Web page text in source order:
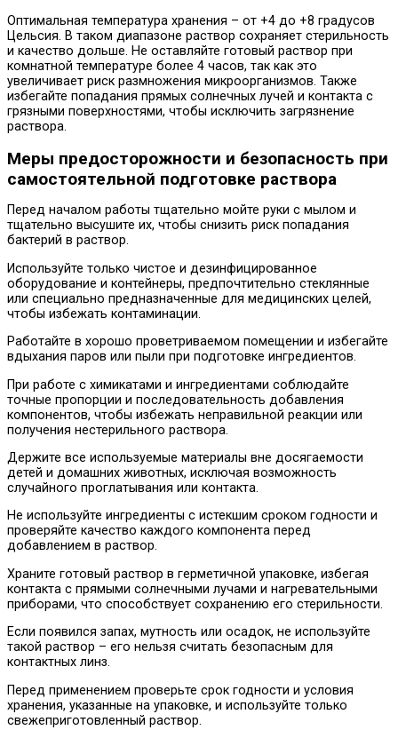
Оптимальная температура хранения – от +4 до +8 градусов
Цельсия. В таком диапазоне раствор сохраняет стерильность
и качество дольше. Не оставляйте готовый раствор при
комнатной температуре более 4 часов, так как это
увеличивает риск размножения микроорганизмов. Также
избегайте попадания прямых солнечных лучей и контакта с
грязными поверхностями, чтобы исключить загрязнение
раствора.
Меры предосторожности и безопасность при
самостоятельной подготовке раствора
Перед началом работы тщательно мойте руки с мылом и
тщательно высушите их, чтобы снизить риск попадания
бактерий в раствор.
Используйте только чистое и дезинфицированное
оборудование и контейнеры, предпочтительно стеклянные
или специально предназначенные для медицинских целей,
чтобы избежать контаминации.
Работайте в хорошо проветриваемом помещении и избегайте
вдыхания паров или пыли при подготовке ингредиентов.
При работе с химикатами и ингредиентами соблюдайте
точные пропорции и последовательность добавления
компонентов, чтобы избежать неправильной реакции или
получения нестерильного раствора.
Держите все используемые материалы вне досягаемости
детей и домашних животных, исключая возможность
случайного проглатывания или контакта.
Не используйте ингредиенты с истекшим сроком годности и
проверяйте качество каждого компонента перед
добавлением в раствор.
Храните готовый раствор в герметичной упаковке, избегая
контакта с прямыми солнечными лучами и нагревательными
приборами, что способствует сохранению его стерильности.
Если появился запах, мутность или осадок, не используйте
такой раствор – его нельзя считать безопасным для
контактных линз.
Перед применением проверьте срок годности и условия
хранения, указанные на упаковке, и используйте только
свежеприготовленный раствор.